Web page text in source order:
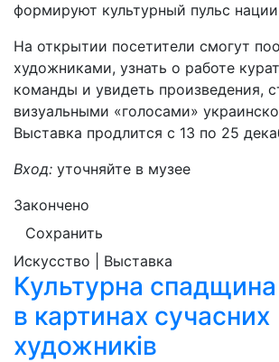
формируют культурный пульс
На открытии посетители смогут
художниками, узнать о работе
команды и увидеть произведения,
визуальными «голосами»
Выставка продлится с 13 по 25
Вход: уточняйте в музее
Закончено
Сохранить
Искусство | Выставка
Культурна спадщина
в картинах сучасних
художників